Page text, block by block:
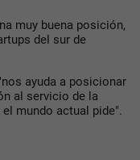
muy buena posición,
del sur de
ayuda a posicionar
al servicio de la
mundo actual pide".